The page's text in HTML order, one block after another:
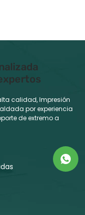
calidad, Impresión
por experiencia
de extremo a